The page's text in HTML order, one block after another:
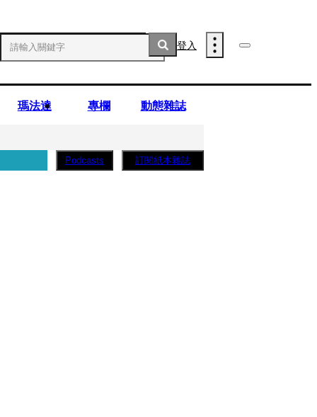
登入
瑪法達 專欄 動態雜誌
Podcasts 訂閱紙本雜誌